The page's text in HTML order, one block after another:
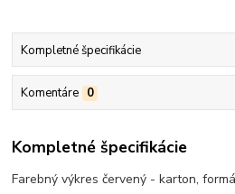
Kompletné špecifikácie
Komentáre 0
Kompletné špecifikácie
Farebný výkres červený - karton,